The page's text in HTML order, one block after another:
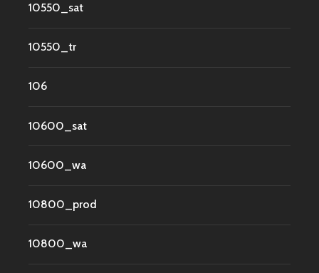
10550_sat
10550_tr
106
10600_sat
10600_wa
10800_prod
10800_wa